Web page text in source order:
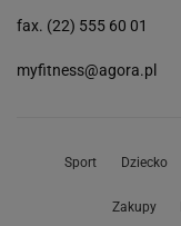
fax. (22) 555 60 01
myfitness@agora.pl
Sport Dziecko
Zakupy